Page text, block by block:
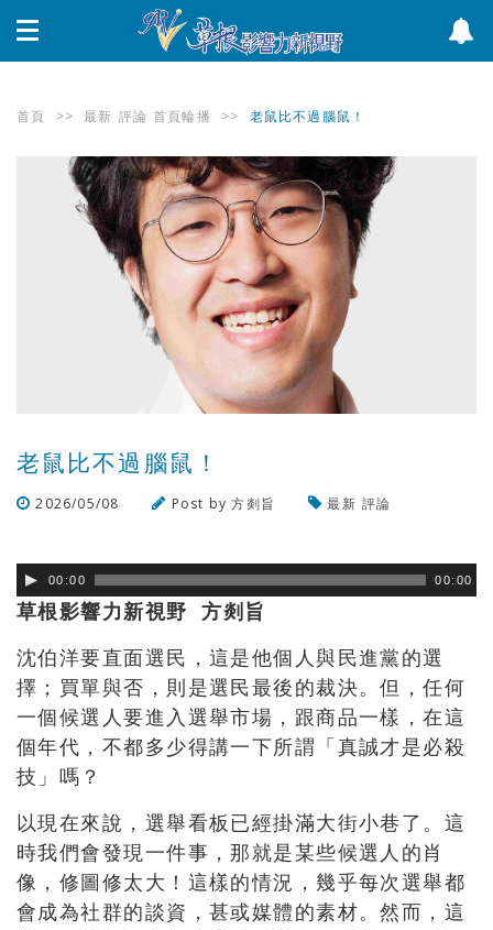
首頁 >> 最新 評論 首頁輪播 >> 老鼠比不過腦鼠！
老鼠比不過腦鼠！
2026/05/08 Post by方剡旨 最新 評論
00:00 00:00
草根影響力新視野 方剡旨
沈伯洋要直面選民，這是他個人與民進黨的選
擇；買單與否，則是選民最後的裁決。但，任何
一個候選人要進入選舉市場，跟商品一樣，在這
個年代，不都多少得講一下所謂「真誠才是必殺
技」嗎？
以現在來說，選舉看板已經掛滿大街小巷了。這
時我們會發現一件事，那就是某些候選人的肖
像，修圖修太大！這樣的情況，幾乎每次選舉都
會成為社群的談資，甚或媒體的素材。然而，這